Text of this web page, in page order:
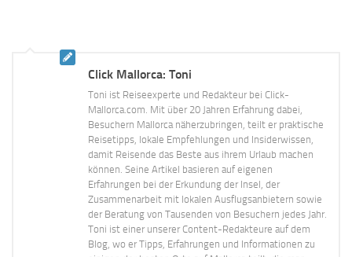
Click Mallorca: Toni
Toni ist Reiseexperte und Redakteur bei Click-
Mallorca.com. Mit über 20 Jahren Erfahrung dabei,
Besuchern Mallorca näherzubringen, teilt er praktische
Reisetipps, lokale Empfehlungen und Insiderwissen,
damit Reisende das Beste aus ihrem Urlaub machen
können. Seine Artikel basieren auf eigenen
Erfahrungen bei der Erkundung der Insel, der
Zusammenarbeit mit lokalen Ausflugsanbietern sowie
der Beratung von Tausenden von Besuchern jedes Jahr.
Toni ist einer unserer Content-Redakteure auf dem
Blog, wo er Tipps, Erfahrungen und Informationen zu